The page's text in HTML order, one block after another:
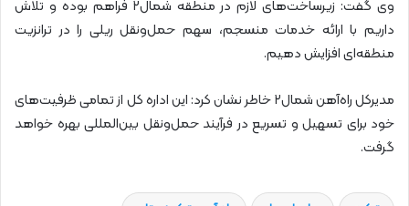
وی گفت: زیرساخت‌های لازم در منطقه شمال۲ فراهم بوده و تلاش
داریم با ارائه خدمات منسجم، سهم حمل‌ونقل ریلی را در ترانزیت
منطقه‌ای افزایش دهیم.
مدیرکل راه‌آهن شمال۲ خاطر نشان کرد: این اداره کل از تمامی ظرفیت‌های
خود برای تسهیل و تسریع در فرآیند حمل‌ونقل بین‌المللی بهره خواهد
گرفت.